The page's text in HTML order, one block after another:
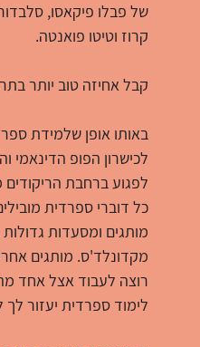
של פבלו פיקאסו,
קרוז וטיטו פואנטה.
קבל אחיזה טוב יותר
באותו אופן שלמידת
לכישרון הפופ הדינאמי
לפגוע ברחבת הריקודים
כל דוברי ספרדית
מקדונלד'ס. מותגים
רוצה לעבוד אצל אחד
לימוד ספרדית יעזור